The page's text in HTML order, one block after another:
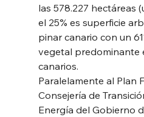
las 578.227 hectáreas
el 25% es superficie
pinar canario con un
vegetal predominante
canarios.
Paralelamente al Plan
Consejería de
Energía del Gobierno